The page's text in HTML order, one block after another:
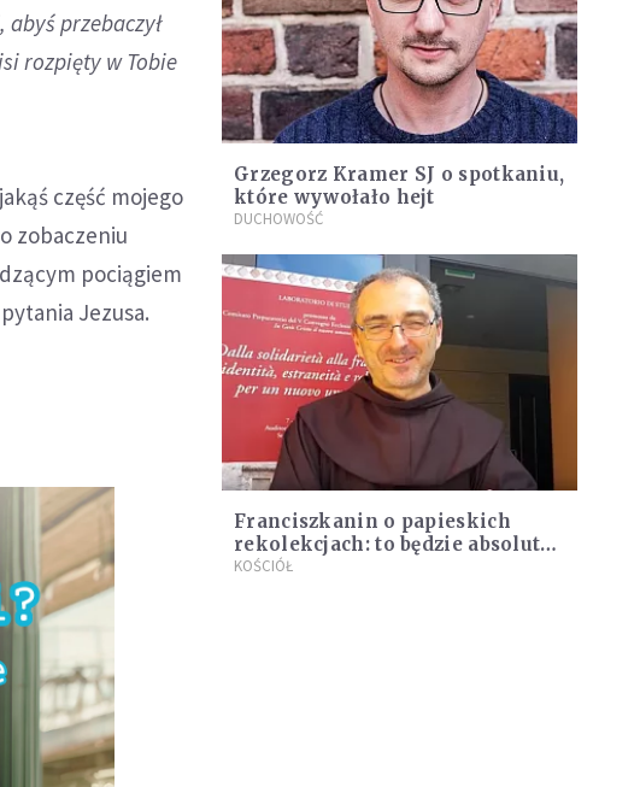
przebaczył
rozpięty w Tobie
część mojego
zobaczeniu
pociągiem
Jezusa.
Grzegorz Kramer SJ o spotkaniu,
które wywołało hejt
DUCHOWOŚĆ
Franciszkanin o papieskich
rekolekcjach: to będzie absolutna
nowość
KOŚCIÓŁ